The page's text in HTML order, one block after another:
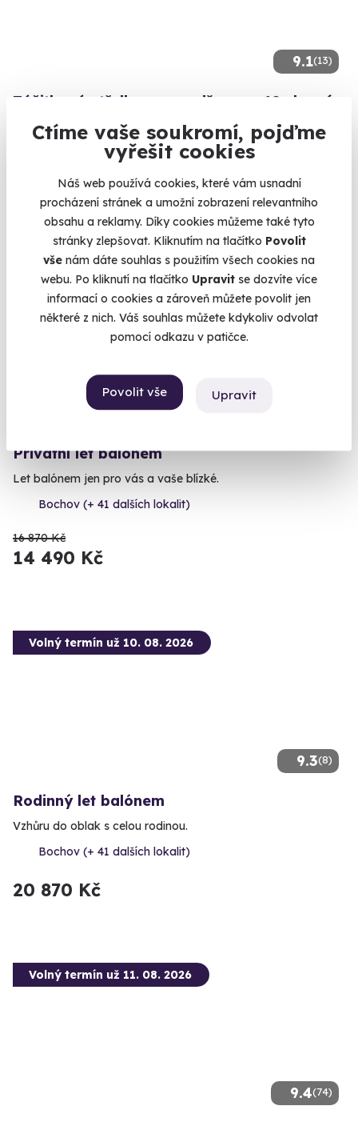
Ctíme vaše soukromí, pojďme
vyřešit cookies
Náš web používá cookies, které vám usnadní
procházení stránek a umožní zobrazení relevantního
obsahu a reklamy. Díky cookies můžeme také tyto
stránky zlepšovat. Kliknutím na tlačítko Povolit
vše nám dáte souhlas s použitím všech cookies na
webu. Po kliknutí na tlačítko Upravit se dozvíte více
informací o cookies a zároveň můžete povolit jen
některé z nich. Váš souhlas můžete kdykoliv odvolat
pomocí odkazu v patičce.
Povolit vše Upravit
9.1(13)
Zážitková střelba pro nadšence - 18 zbraní
Vystřílíte celkem 110 nábojů!
Lomnice (okres Sokolov)
3 999 Kč
Volný termín už 10. 08. 2026
AKCE
Privátní let balónem
Let balónem jen pro vás a vaše blízké.
Bochov (+ 41 dalších lokalit)
16 870 Kč
14 490 Kč
9.3(8)
Volný termín už 10. 08. 2026
Rodinný let balónem
Vzhůru do oblak s celou rodinou.
Bochov (+ 41 dalších lokalit)
20 870 Kč
9.4(74)
Volný termín už 11. 08. 2026